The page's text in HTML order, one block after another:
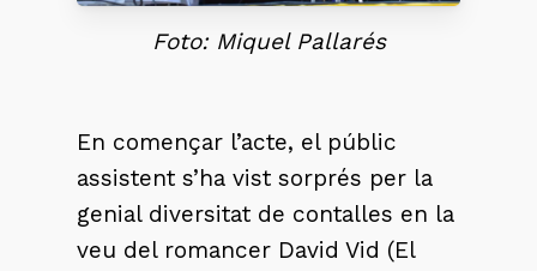
Foto: Miquel Pallarés
En començar l’acte, el públic
assistent s’ha vist sorprés per la
genial diversitat de contalles en la
veu del romancer David Vid (El